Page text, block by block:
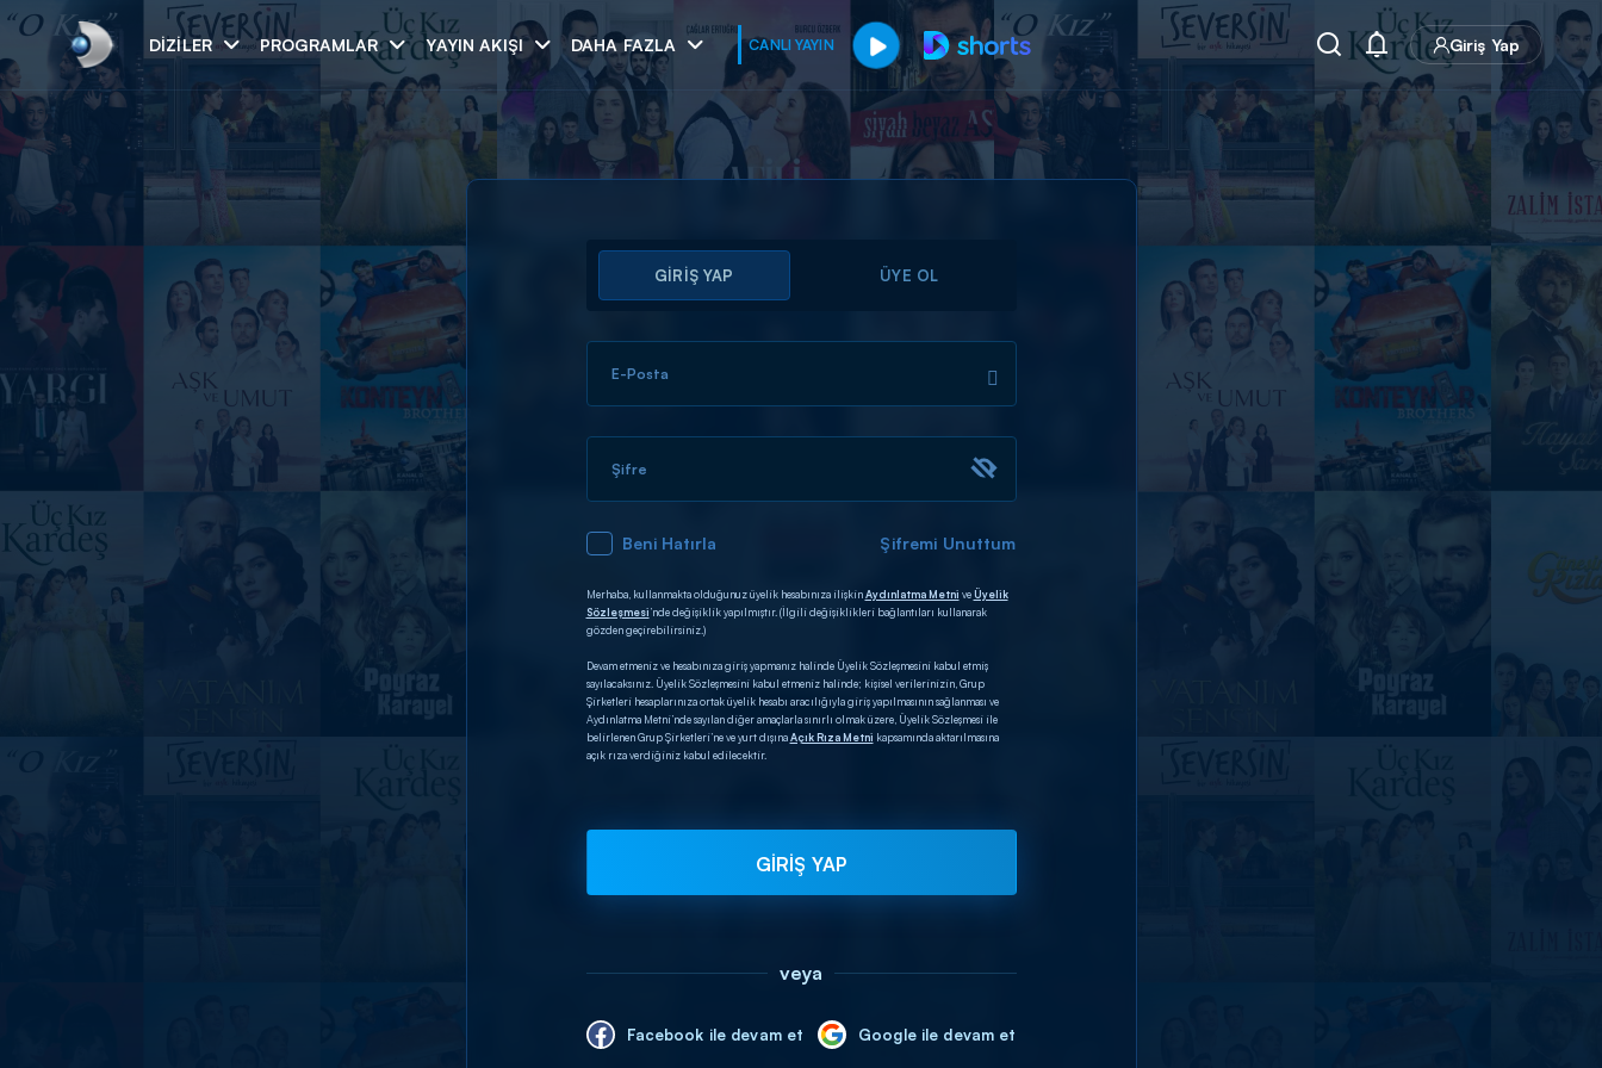
DIZILER PROGRAMLAR YAYIN AKIŞI DAHA FAZLA CANLI YAYIN Giriş Yap
Arama
ARAMA SONUÇLARI
GİRİŞ YAP ÜYE OL
E-Posta
Şifre
Beni Hatırla Şifremi Unuttum
Merhaba, kullanmakta olduğunuz üyelik hesabınıza ilişkinAydınlatma Metni veÜyelik
Sözleşmesi’nde değişiklik yapılmıştır. (İlgili değişiklikleri bağlantıları kullanarak
gözden geçirebilirsiniz.)
Devam etmeniz ve hesabınıza giriş yapmanız halinde Üyelik Sözleşmesini kabul etmiş
sayılacaksınız. Üyelik Sözleşmesini kabul etmeniz halinde; kişisel verilerinizin, Grup
Şirketleri hesaplarınıza ortak üyelik hesabı aracılığıyla giriş yapılmasının sağlanması ve
Aydınlatma Metni’nde sayılan diğer amaçlarla sınırlı olmak üzere, Üyelik Sözleşmesi ile
belirlenen Grup Şirketleri’ne ve yurt dışınaAçık Rıza Metni kapsamında aktarılmasına
açık rıza verdiğiniz kabul edilecektir.
GİRİŞ YAP
veya
Facebook ile devam et Google ile devam et